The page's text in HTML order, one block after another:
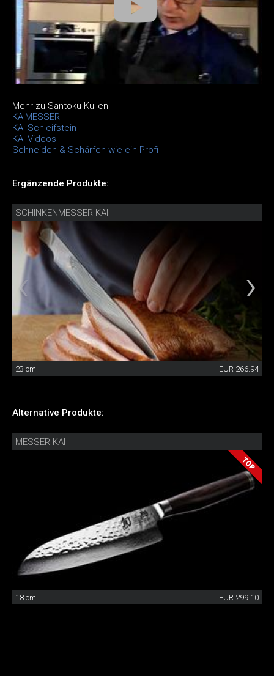
Mehr zu Santoku Kullen
KAIMESSER
KAI Schleifstein
KAI Videos
Schneiden & Schärfen wie ein Profi
Ergänzende Produkte:
SCHINKENMESSER KAI
23 cm EUR 266.94
Alternative Produkte:
MESSER KAI
18 cm EUR 299.10